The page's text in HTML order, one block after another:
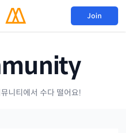
Join
니티에서 수다 떨어요!